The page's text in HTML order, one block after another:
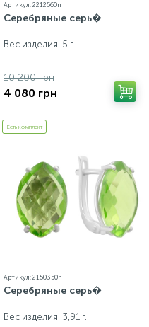
Артикул: 2212560n
Серебряные серь�
Вес изделия: 5 г.
10 200 грн
4 080 грн
Есть комплект
Артикул: 2150350n
Серебряные серь�
Вес изделия: 3,91 г.